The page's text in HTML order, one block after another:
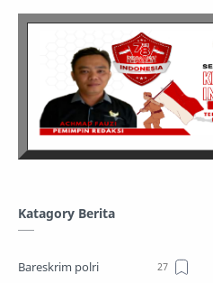
Katagory Berita
Bareskrim polri